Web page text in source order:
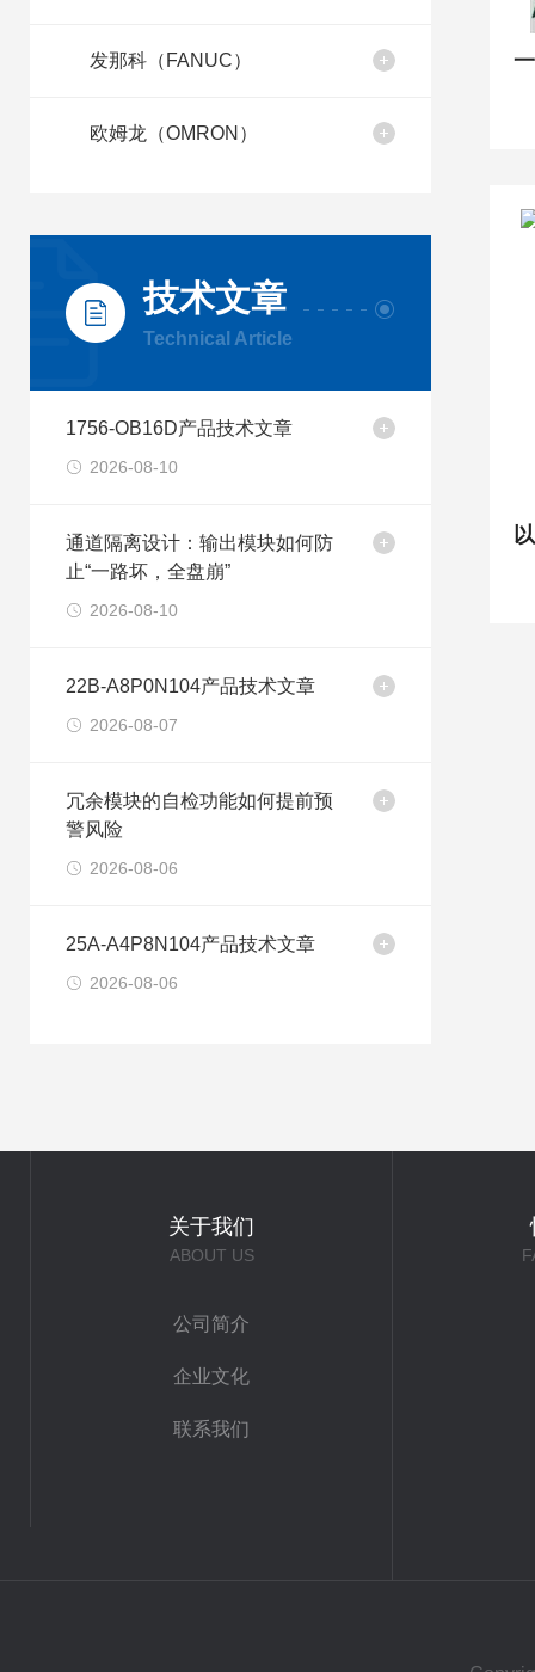
发那科（FANUC）
欧姆龙（OMRON）
技术文章
Technical Article
1756-OB16D产品技术文章
2026-08-10
通道隔离设计：输出模块如何防
止“一路坏，全盘崩”
2026-08-10
22B-A8P0N104产品技术文章
2026-08-07
冗余模块的自检功能如何提前预
警风险
2026-08-06
25A-A4P8N104产品技术文章
2026-08-06
关于我们
ABOUT US
公司简介
企业文化
联系我们